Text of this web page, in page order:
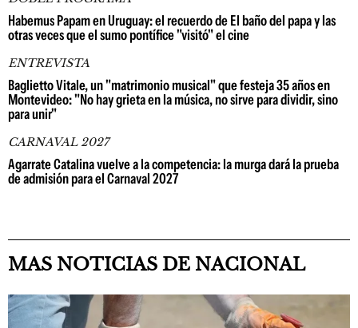
Habemus Papam en Uruguay: el recuerdo de El baño del papa y las
otras veces que el sumo pontífice "visitó" el cine
ENTREVISTA
Baglietto Vitale, un "matrimonio musical" que festeja 35 años en
Montevideo: "No hay grieta en la música, no sirve para dividir, sino
para unir"
CARNAVAL 2027
Agarrate Catalina vuelve a la competencia: la murga dará la prueba
de admisión para el Carnaval 2027
MAS NOTICIAS DE NACIONAL